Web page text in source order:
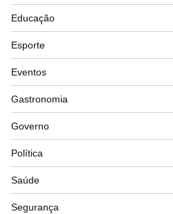
Educação
Esporte
Eventos
Gastronomia
Governo
Política
Saúde
Segurança